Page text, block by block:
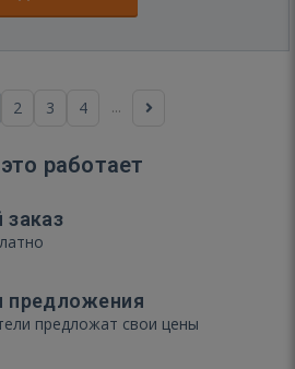
2 3 4 ...
работает
заказ
предложения
предложат свои цены